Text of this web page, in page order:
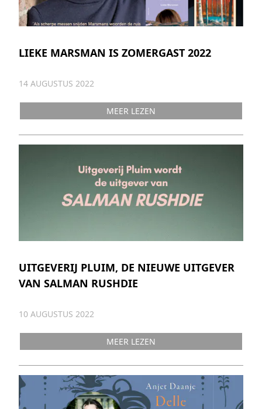
LIEKE MARSMAN IS ZOMERGAST 2022
14 AUGUSTUS 2022
MEER LEZEN
UITGEVERIJ PLUIM, DE NIEUWE UITGEVER
VAN SALMAN RUSHDIE
10 AUGUSTUS 2022
MEER LEZEN